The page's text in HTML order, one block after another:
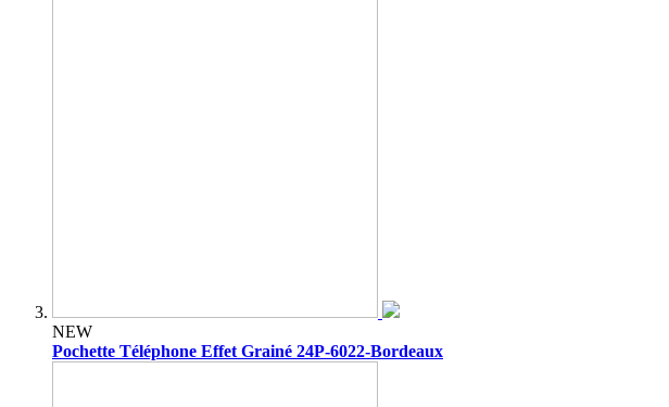
NEW
Pochette Téléphone Effet Grainé 24P-6022-Bordeaux